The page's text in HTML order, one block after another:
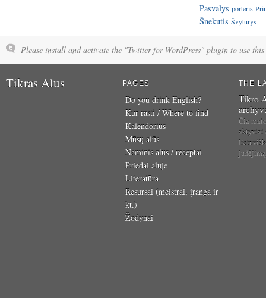
Pasvalys porteris
Šnekutis Švyturys
Please install and activate the "Twitter for WordPress" plugin to use this
Tikras Alus PAGES
Do you drink English?
Kur rasti / Where to find
Kalendorius
Mūsų alūs
Naminis alus / receptai
Priedai aluje
Literatūra
Resursai (meistrai, įranga ir
kt.)
Žodynai
THE
Tikro
Čia
aktyviai